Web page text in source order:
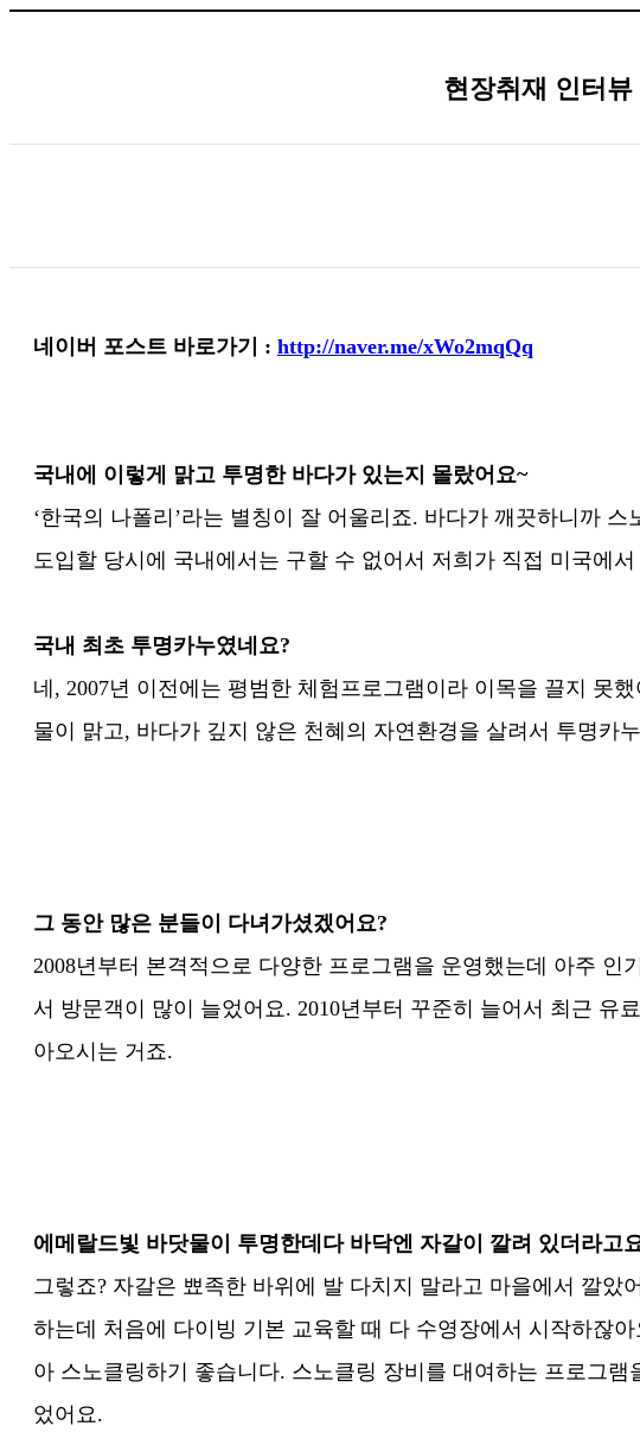
현장취재 인터
네이버 포스트 바로가기 : http://naver.me/xWo2mqQq
국내에 이렇게 맑고 투명한 바다가 있는지 몰랐어요~
‘한국의 나폴리’라는 별칭이 잘 어울리죠. 바다가 깨끗하니까
도입할 당시에 국내에서는 구할 수 없어서 저희가 직접 미국에
국내 최초 투명카누였네요?
네, 2007년 이전에는 평범한 체험프로그램이라 이목을 끌지 못
물이 맑고, 바다가 깊지 않은 천혜의 자연환경을 살려서 투명카
그 동안 많은 분들이 다녀가셨겠어요?
2008년부터 본격적으로 다양한 프로그램을 운영했는데 아주
서 방문객이 많이 늘었어요. 2010년부터 꾸준히 늘어서 최근 유
아오시는 거죠.
에메랄드빛 바닷물이 투명한데다 바닥엔 자갈이 깔려 있더라고
그렇죠? 자갈은 뾰족한 바위에 발 다치지 말라고 마을에서 깔
하는데 처음에 다이빙 기본 교육할 때 다 수영장에서 시작하잖
아 스노클링하기 좋습니다. 스노클링 장비를 대여하는 프로그
었어요.